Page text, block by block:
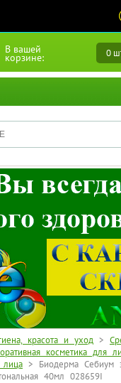
В вашей
корзине: 0
красота и уход >
косметика для
лица > Биодерма Себиум
40мл 028659I